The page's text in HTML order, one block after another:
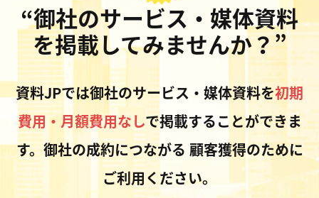
“御社のサービス・媒体資料
を掲載してみませんか？”
資料JPでは御社のサービス・媒体資料を初期
費用・月額費用なしで掲載することができま
す。御社の成約につながる 顧客獲得のために
ご利用ください。